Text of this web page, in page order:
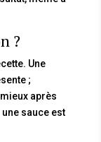
?
Une
;
après
sauce est